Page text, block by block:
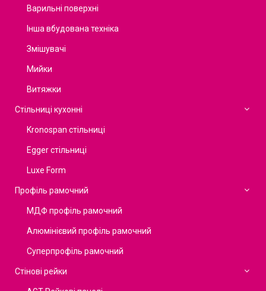
Варильні поверхні
Інша вбудована техніка
Змішувачі
Мийки
Витяжки
Стільниці кухонні
Kronospan стільниці
Egger стільниці
Luxe Form
Профіль рамочний
МДФ профіль рамочний
Алюмінієвий профіль рамочний
Суперпрофіль рамочний
Стінові рейки